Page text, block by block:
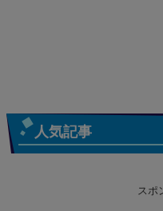
人気記事
スポ